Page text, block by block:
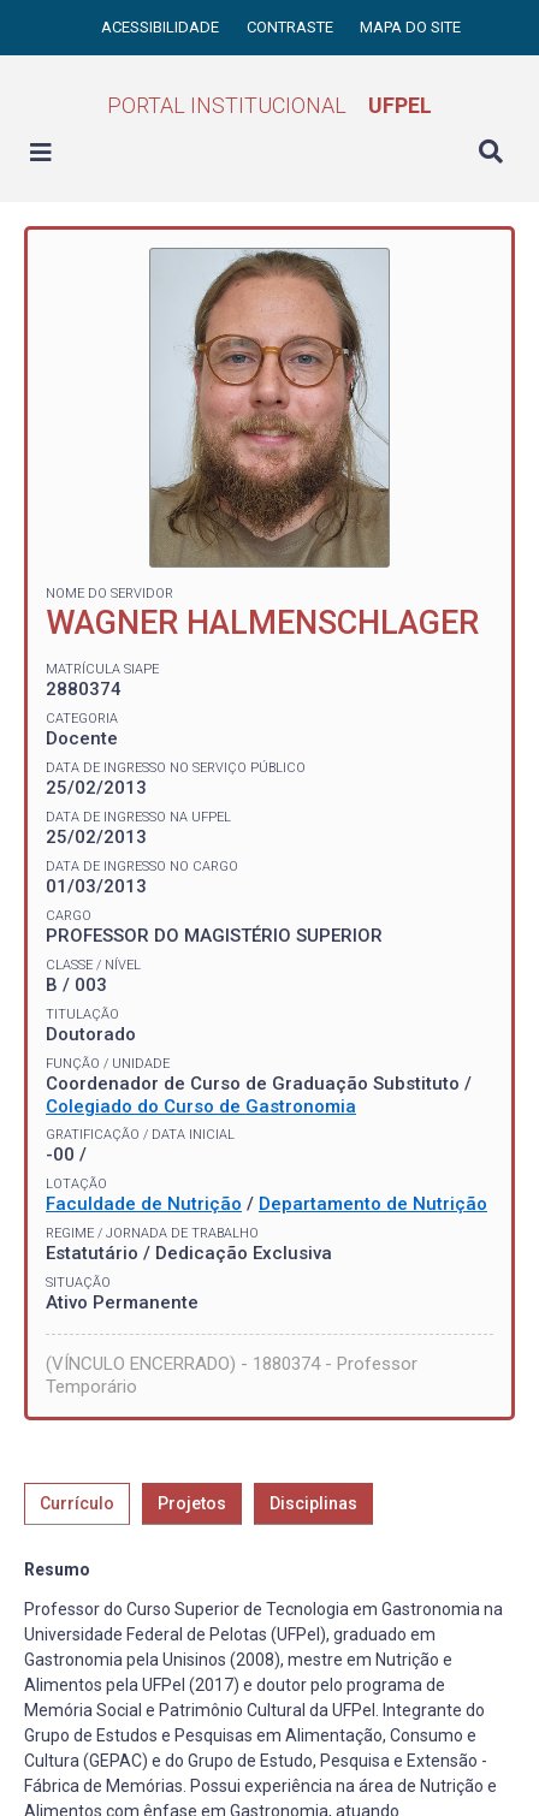
ACESSIBILIDADE CONTRASTE MAPA DO SITE
PORTAL INSTITUCIONAL UFPEL
NOME DO SERVIDOR
WAGNER HALMENSCHLAGER
MATRÍCULA SIAPE
2880374
CATEGORIA
Docente
DATA DE INGRESSO NO SERVIÇO PÚBLICO
25/02/2013
DATA DE INGRESSO NA UFPEL
25/02/2013
DATA DE INGRESSO NO CARGO
01/03/2013
CARGO
PROFESSOR DO MAGISTÉRIO SUPERIOR
CLASSE / NÍVEL
B / 003
TITULAÇÃO
Doutorado
FUNÇÃO / UNIDADE
Coordenador de Curso de Graduação Substituto /
Colegiado do Curso de Gastronomia
GRATIFICAÇÃO / DATA INICIAL
-00 /
LOTAÇÃO
Faculdade de Nutrição / Departamento de Nutrição
REGIME / JORNADA DE TRABALHO
Estatutário / Dedicação Exclusiva
SITUAÇÃO
Ativo Permanente
(VÍNCULO ENCERRADO) - 1880374 - Professor
Temporário
Currículo Projetos Disciplinas
Resumo
Professor do Curso Superior de Tecnologia em Gastronomia na
Universidade Federal de Pelotas (UFPel), graduado em
Gastronomia pela Unisinos (2008), mestre em Nutrição e
Alimentos pela UFPel (2017) e doutor pelo programa de
Memória Social e Patrimônio Cultural da UFPel. Integrante do
Grupo de Estudos e Pesquisas em Alimentação, Consumo e
Cultura (GEPAC) e do Grupo de Estudo, Pesquisa e Extensão -
Fábrica de Memórias. Possui experiência na área de Nutrição e
Alimentos com ênfase em Gastronomia, atuando